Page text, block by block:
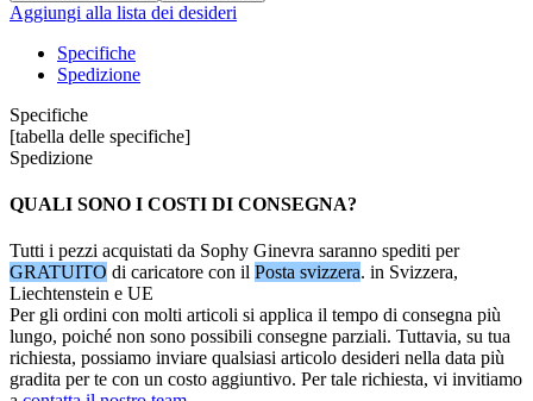
Aggiungi alla lista dei desideri
Specifiche
Spedizione
Specifiche
[tabella delle specifiche]
Spedizione
QUALI SONO I COSTI DI CONSEGNA?
Tutti i pezzi acquistati da Sophy Ginevra saranno spediti per
GRATUITO di caricatore con il Posta svizzera. in Svizzera,
Liechtenstein e UE
Per gli ordini con molti articoli si applica il tempo di consegna più
lungo, poiché non sono possibili consegne parziali. Tuttavia, su tua
richiesta, possiamo inviare qualsiasi articolo desideri nella data più
gradita per te con un costo aggiuntivo. Per tale richiesta, vi invitiamo